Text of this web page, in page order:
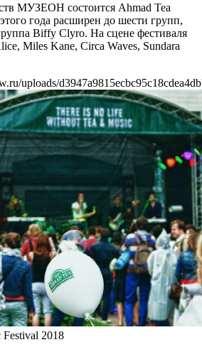
МУЗЕОН состоится Ahmad Tea
года расширен до шести групп,
Biffy Clyro. На сцене фестиваля
Miles Kane, Circa Waves, Sundara
uploads/
Festival 2018